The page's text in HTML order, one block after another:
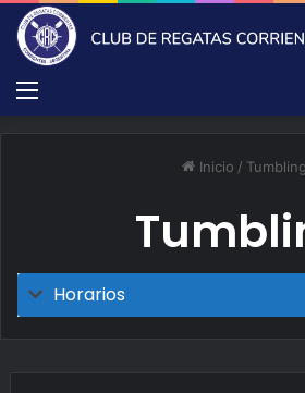
Menú
Inicio / Tumbling
Horarios